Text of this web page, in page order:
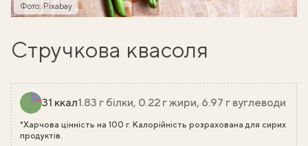
Фото: Pixabay
Стручкова квасоля
31 ккал1.83 г білки, 0.22 г жири, 6.97 г вуглеводи
*Харчова цінність на 100 г. Калорійність розрахована для сирих
продуктів.